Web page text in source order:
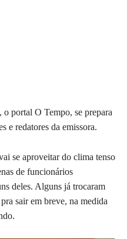
o portal O Tempo, se prepara
e redatores da emissora.
se aproveitar do clima tenso
de funcionários
deles. Alguns já trocaram
sair em breve, na medida